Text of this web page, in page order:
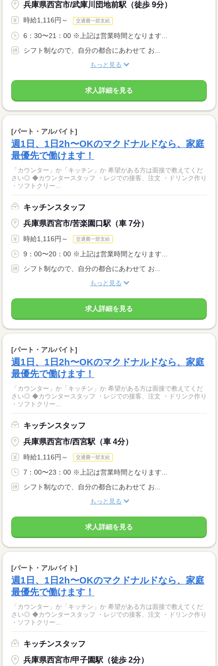
兵庫県西宮市/武庫川団地前駅（徒歩 9分）
時給1,116円～ 交通費一部支給
6：30〜21：00 ※上記は営業時間となります...
シフト制なので、自分の都合にあわせて お...
もっと見る
求人詳細を見る
[パート・アルバイト]
週1日、1日2h〜OKのマクドナルドなら、家庭
最優先で働けます！
「カウンター」か「キッチン」か 希望がある方は面接で教えてくだ
さい◎ ◆カウンタースタッフ ・レジでの接客、注文 ・ドリンク作り
・ソフトクリー...
キッチンスタッフ
兵庫県西宮市/苦楽園口駅（車 7分）
時給1,116円～ 交通費一部支給
9：00〜20：00 ※上記は営業時間となります...
シフト制なので、自分の都合にあわせて お...
もっと見る
求人詳細を見る
[パート・アルバイト]
週1日、1日2h〜OKのマクドナルドなら、家庭
最優先で働けます！
「カウンター」か「キッチン」か 希望がある方は面接で教えてくだ
さい◎ ◆カウンタースタッフ ・レジでの接客、注文 ・ドリンク作り
・ソフトクリー...
キッチンスタッフ
兵庫県西宮市/西宮駅（車 4分）
時給1,116円～ 交通費一部支給
7：00〜23：00 ※上記は営業時間となります...
シフト制なので、自分の都合にあわせて お...
もっと見る
求人詳細を見る
[パート・アルバイト]
週1日、1日2h〜OKのマクドナルドなら、家庭
最優先で働けます！
「カウンター」か「キッチン」か 希望がある方は面接で教えてくだ
さい◎ ◆カウンタースタッフ ・レジでの接客、注文 ・ドリンク作り
・ソフトクリー...
キッチンスタッフ
兵庫県西宮市/甲子園駅（徒歩 2分）